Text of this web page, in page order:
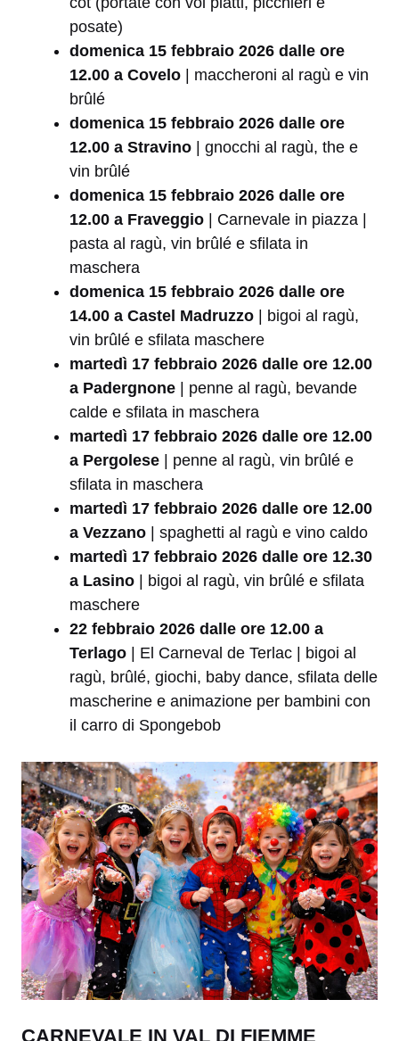
posate)
domenica 15 febbraio 2026 dalle ore
12.00 a Covelo | maccheroni al ragù e vin
brûlé
domenica 15 febbraio 2026 dalle ore
12.00 a Stravino | gnocchi al ragù, the e
vin brûlé
domenica 15 febbraio 2026 dalle ore
12.00 a Fraveggio | Carnevale in piazza |
pasta al ragù, vin brûlé e sfilata in
maschera
domenica 15 febbraio 2026 dalle ore
14.00 a Castel Madruzzo | bigoi al ragù,
vin brûlé e sfilata maschere
martedì 17 febbraio 2026 dalle ore 12.00
a Padergnone | penne al ragù, bevande
calde e sfilata in maschera
martedì 17 febbraio 2026 dalle ore 12.00
a Pergolese
| penne al ragù, vin brûlé e
sfilata in maschera
martedì 17 febbraio 2026 dalle ore 12.00
a Vezzano | spaghetti al ragù e vino caldo
martedì 17 febbraio 2026 dalle ore 12.30
a Lasino | bigoi al ragù, vin brûlé e sfilata
maschere
22 febbraio 2026 dalle ore 12.00 a
Terlago | El Carneval de Terlac | bigoi al
ragù, brûlé, giochi, baby dance, sfilata delle
mascherine e animazione per bambini con
il carro di Spongebob
CARNEVALE IN VAL DI FIEMME